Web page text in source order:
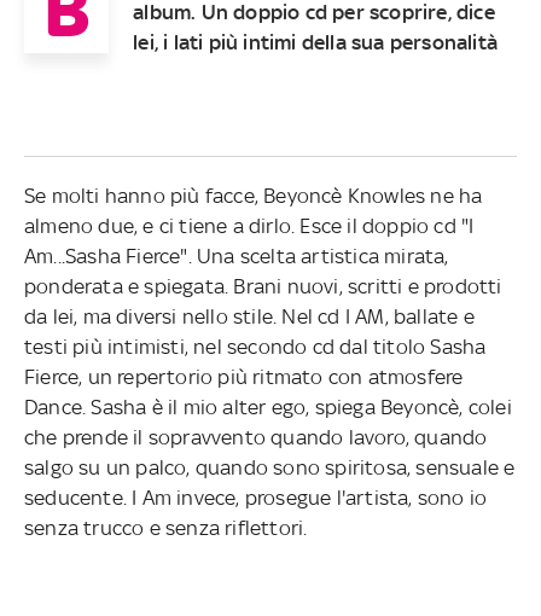
album. Un doppio cd per scoprire, dice
lei, i lati più intimi della sua personalità
Se molti hanno più facce, Beyoncè Knowles ne ha
almeno due, e ci tiene a dirlo. Esce il doppio cd "I
Am...Sasha Fierce". Una scelta artistica mirata,
ponderata e spiegata. Brani nuovi, scritti e prodotti
da lei, ma diversi nello stile. Nel cd I AM, ballate e
testi più intimisti, nel secondo cd dal titolo Sasha
Fierce, un repertorio più ritmato con atmosfere
Dance. Sasha è il mio alter ego, spiega Beyoncè, colei
che prende il sopravvento quando lavoro, quando
salgo su un palco, quando sono spiritosa, sensuale e
seducente. I Am invece, prosegue l'artista, sono io
senza trucco e senza riflettori.